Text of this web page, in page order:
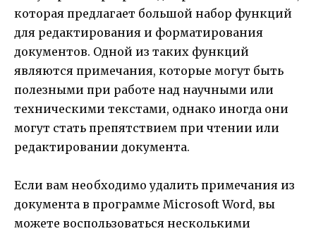
которая предлагает большой набор функций
для редактирования и форматирования
документов. Одной из таких функций
являются примечания, которые могут быть
полезными при работе над научными или
техническими текстами, однако иногда они
могут стать препятствием при чтении или
редактировании документа.
Если вам необходимо удалить примечания из
документа в программе Microsoft Word, вы
можете воспользоваться несколькими